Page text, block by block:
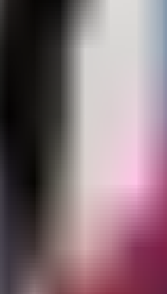
version. Using this on